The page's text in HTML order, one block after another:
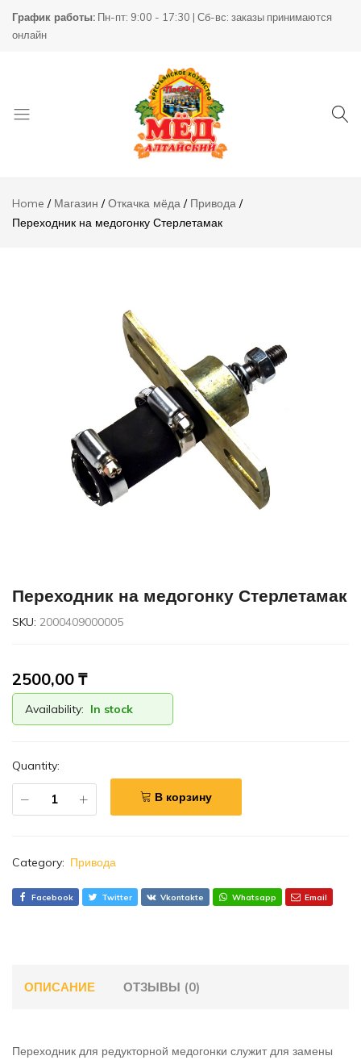
График работы: Пн-пт: 9:00 - 17:30 | Сб-вс: заказы принимаются
онлайн
пчеловодства
Home
Магазин Откачка мёда
Привода
Переходник на медогонку Стерлетамак
Переходник на медогонку Стерлетамак
SKU: 2000409000005
2500,00 ₸
Availability: In stock
Quantity:
В корзину
Category: Привода
Facebook Twitter Vkontakte Whatsapp Email
ОПИСАНИЕ ОТЗЫВЫ (0)
Переходник для редукторной медогонки служит для замены
Переходник
на